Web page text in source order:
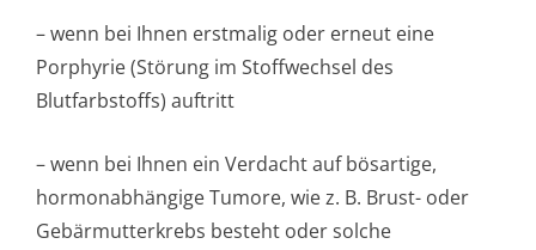
– wenn bei Ihnen erstmalig oder erneut eine
Porphyrie (Störung im Stoffwechsel des
Blutfarbstoffs) auftritt
– wenn bei Ihnen ein Verdacht auf bösartige,
hormonabhängige Tumore, wie z. B. Brust- oder
Gebärmutterkrebs besteht oder solche